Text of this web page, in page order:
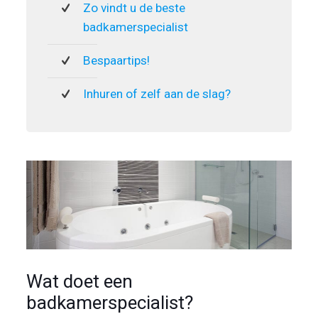
Zo vindt u de beste
badkamerspecialist
Bespaartips!
Inhuren of zelf aan de slag?
Wat doet een
badkamerspecialist?